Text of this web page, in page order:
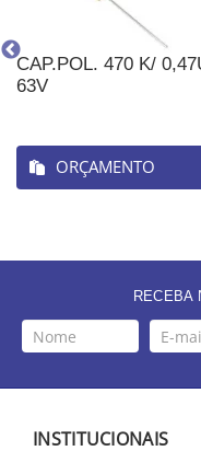
CAP.POL. 470 K/
63V
ORÇAMENTO
RECEBA
INSTITUCIONAIS